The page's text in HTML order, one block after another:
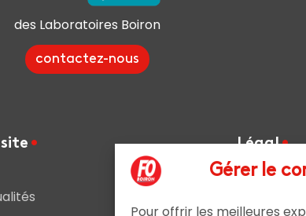
Gérer le
Pour offrir les meilleures
des Laboratoires Boiron
contactez-nous
Légal